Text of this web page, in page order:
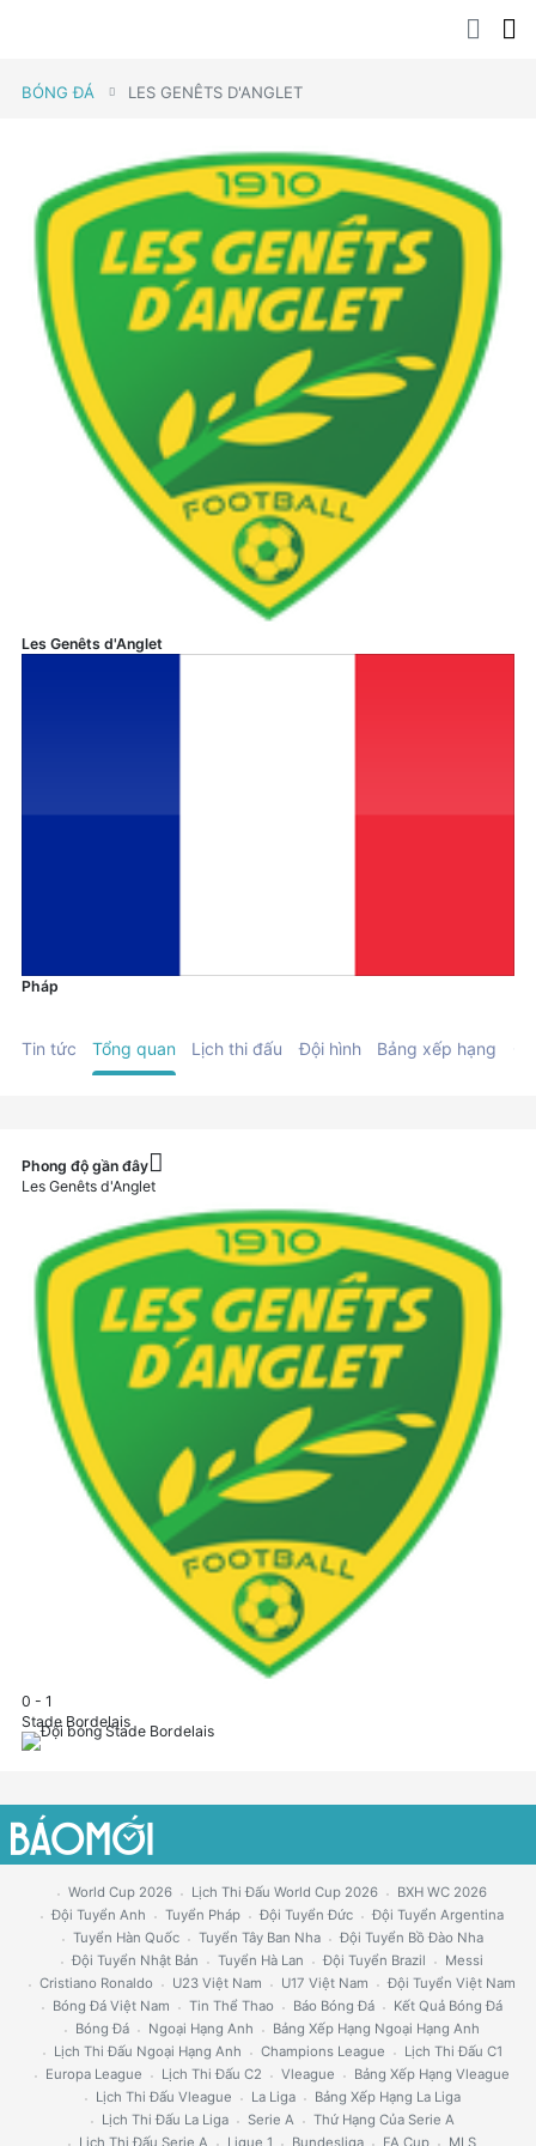
BÓNG ĐÁ LES GENÊTS D'ANGLET
Les Genêts d'Anglet
Pháp
Tin tức Tổng quan Lịch thi đấu Đội hình Bảng xếp hạng
Phong độ gần đây
Les Genêts d'Anglet
0 - 1
Stade Bordelais
World Cup 2026 Lịch Thi Đấu World Cup 2026
BXH WC 2026
Đội Tuyển Anh
Tuyển Pháp Đội Tuyển Đức
Đội Tuyển Argentina
Tuyển Hàn Quốc
Tuyển Tây Ban Nha
Đội Tuyển Bồ Đào Nha
Đội Tuyển Nhật Bản
Tuyển Hà Lan Đội Tuyển Brazil
Messi
Cristiano Ronaldo
U23 Việt Nam U17 Việt Nam
Đội Tuyển Việt Nam
Bóng Đá Việt Nam
Tin Thể Thao Báo Bóng Đá
Kết Quả Bóng Đá
Bóng Đá
Ngoại Hạng Anh
Bảng Xếp Hạng Ngoại Hạng Anh
Lịch Thi Đấu Ngoại Hạng Anh
Champions League
Lịch Thi Đấu C1
Europa League
Lịch Thi Đấu C2 Vleague
Bảng Xếp Hạng Vleague
Lịch Thi Đấu Vleague
La Liga
Bảng Xếp Hạng La Liga
Lịch Thi Đấu La Liga
Serie A
Thứ Hạng Của Serie A